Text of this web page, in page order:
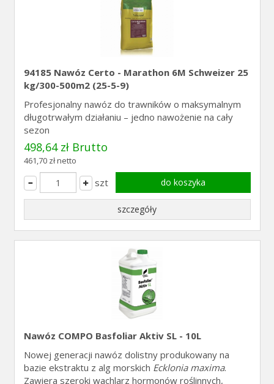
94185 Nawóz Certo - Marathon 6M Schweizer 25
kg/300-500m2 (25-5-9)
Profesjonalny nawóz do trawników o maksymalnym
długotrwałym działaniu – jedno nawożenie na cały
sezon
498,64 zł Brutto
461,70 zł netto
szt do koszyka
szczegóły
Nawóz COMPO Basfoliar Aktiv SL - 10L
Nowej generacji nawóz dolistny produkowany na
bazie ekstraktu z alg morskich Ecklonia maxima.
Zawiera szeroki wachlarz hormonów roślinnych,